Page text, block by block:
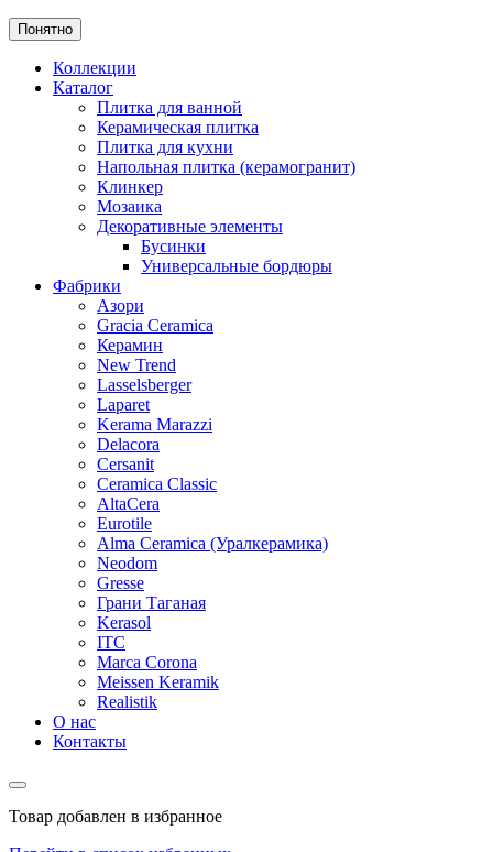
Понятно
Коллекции
Каталог
Плитка для ванной
Керамическая плитка
Плитка для кухни
Напольная плитка (керамогранит)
Клинкер
Мозаика
Декоративные элементы
Бусинки
Универсальные бордюры
Фабрики
Азори
Gracia Ceramica
Керамин
New Trend
Lasselsberger
Laparet
Kerama Marazzi
Delacora
Cersanit
Ceramica Classic
AltaCera
Eurotile
Alma Ceramica (Уралкерамика)
Neodom
Gresse
Грани Таганая
Kerasol
ITC
Marca Corona
Meissen Keramik
Realistik
О нас
Контакты
Товар добавлен в избранное